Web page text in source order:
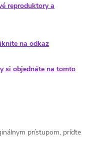
reproduktory a
na odkaz
si objednáte na tomto
prístupom, príďte